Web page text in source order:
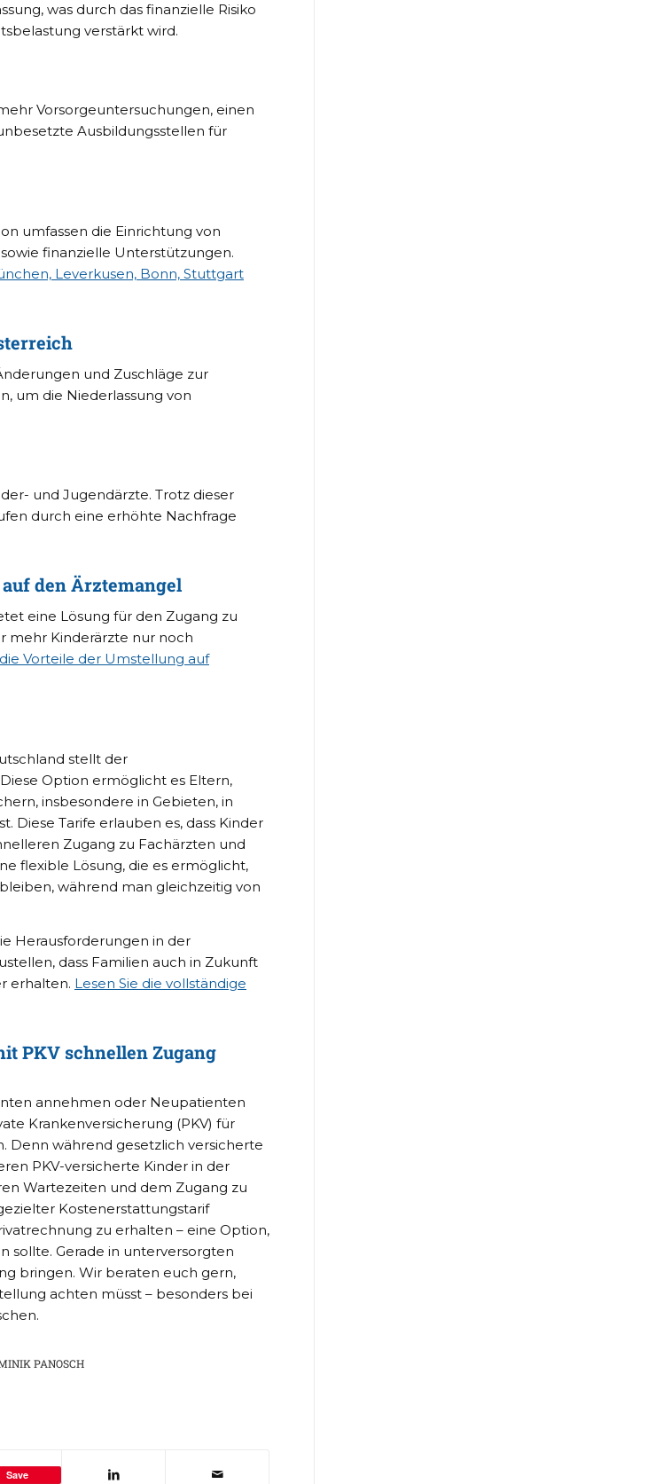
was durch das finanzielle Risiko
verstärkt wird.
Vorsorgeuntersuchungen, einen
Ausbildungsstellen für
umfassen die Einrichtung von
finanzielle Unterstützungen.
Leverkusen, Bonn, Stuttgart
und Zuschläge zur
um die Niederlassung von
und Jugendärzte. Trotz dieser
durch eine erhöhte Nachfrage
den Ärztemangel
eine Lösung für den Zugang zu
mehr Kinderärzte nur noch
Vorteile der Umstellung auf
stellt der
Option ermöglicht es Eltern,
insbesondere in Gebieten, in
Diese Tarife erlauben es, dass Kinder
Zugang zu Fachärzten und
flexible Lösung, die es ermöglicht,
während man gleichzeitig von
Herausforderungen in der
dass Familien auch in Zukunft
erhalten. Lesen Sie die vollständige
PKV schnellen Zugang
annehmen oder Neupatienten
Krankenversicherung (PKV) für
Denn während gesetzlich versicherte
PKV-versicherte Kinder in der
Wartezeiten und dem Zugang zu
Kostenerstattungstarif
zu erhalten – eine Option,
sollte. Gerade in unterversorgten
bringen. Wir beraten euch gern,
achten müsst – besonders bei
PANOSCH
Save